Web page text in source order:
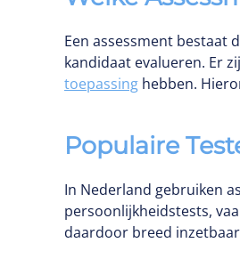
Een assessment bestaat
kandidaat evalueren. Er
toepassing hebben.
Populaire
In Nederland gebruiken
persoonlijkheidstests,
daardoor breed